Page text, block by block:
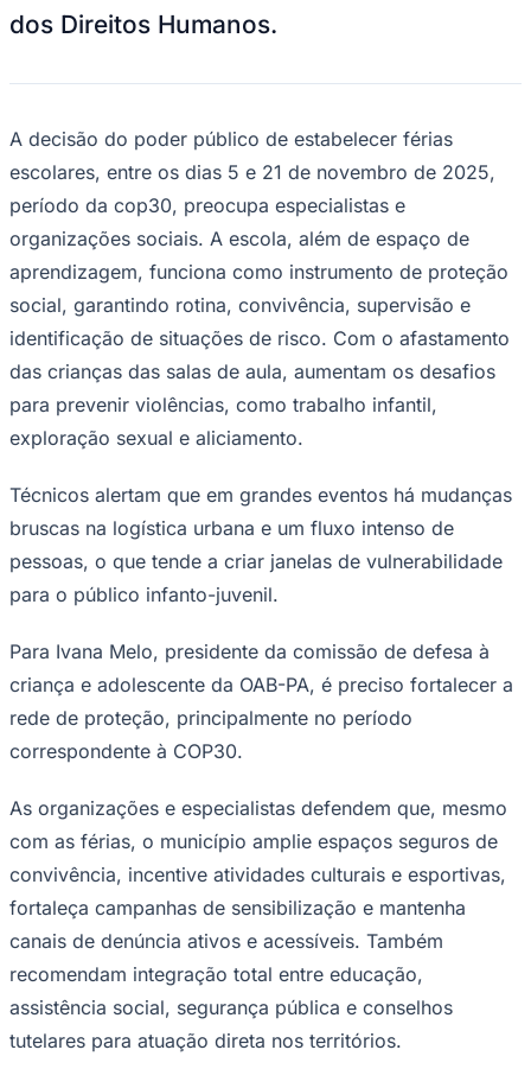
dos Direitos Humanos.
A decisão do poder público de estabelecer férias
escolares, entre os dias 5 e 21 de novembro de 2025,
período da cop30, preocupa especialistas e
organizações sociais. A escola, além de espaço de
aprendizagem, funciona como instrumento de proteção
social, garantindo rotina, convivência, supervisão e
identificação de situações de risco. Com o afastamento
das crianças das salas de aula, aumentam os desafios
para prevenir violências, como trabalho infantil,
exploração sexual e aliciamento.
Técnicos alertam que em grandes eventos há mudanças
bruscas na logística urbana e um fluxo intenso de
pessoas, o que tende a criar janelas de vulnerabilidade
para o público infanto-juvenil.
Para Ivana Melo, presidente da comissão de defesa à
criança e adolescente da OAB-PA, é preciso fortalecer a
rede de proteção, principalmente no período
correspondente à COP30.
As organizações e especialistas defendem que, mesmo
com as férias, o município amplie espaços seguros de
convivência, incentive atividades culturais e esportivas,
fortaleça campanhas de sensibilização e mantenha
canais de denúncia ativos e acessíveis. Também
recomendam integração total entre educação,
assistência social, segurança pública e conselhos
tutelares para atuação direta nos territórios.